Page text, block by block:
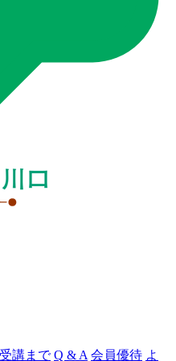
講まで Q & A 会員優待 よ